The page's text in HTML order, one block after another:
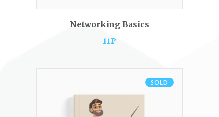
ADD TO CART
Networking Basics
11₽
SOLD